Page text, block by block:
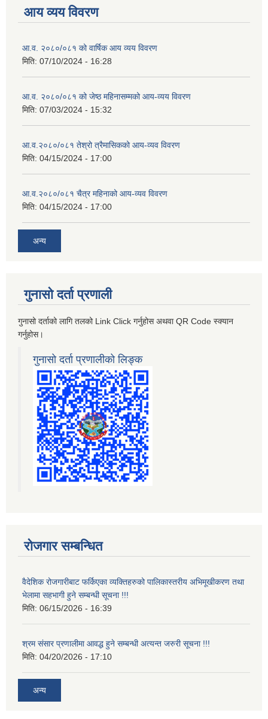
आय व्यय विवरण
आ.व. २०८०/०८१ को वार्षिक आय व्यय विवरण
मिति: 07/10/2024 - 16:28
आ.व. २०८०/०८१ को जेष्ठ महिनासम्मको आय-व्यय विवरण
मिति: 07/03/2024 - 15:32
आ.व.२०८०/०८१ तेश्रो त्रैमासिकको आय-व्यव विवरण
मिति: 04/15/2024 - 17:00
आ.व.२०८०/०८१ चैत्र महिनाको आय-व्यव विवरण
मिति: 04/15/2024 - 17:00
अन्य
गुनासो दर्ता प्रणाली
गुनासो दर्ताको लागि तलको Link Click गर्नुहोस अथवा QR Code स्क्यान
गर्नुहोस।
गुनासो दर्ता प्रणालीको लिङ्क
रोजगार सम्बन्धित
वैदेशिक रोजगारीबाट फर्किएका व्यक्तिहरुको पालिकास्तरीय अभिमूखीकरण तथा
भेलामा सहभागी हुने सम्बन्धी सूचना !!!
मिति: 06/15/2026 - 16:39
श्रम संसार प्रणालीमा आवद्ध हुने सम्बन्धी अत्यन्त जरुरी सूचना !!!
मिति: 04/20/2026 - 17:10
अन्य